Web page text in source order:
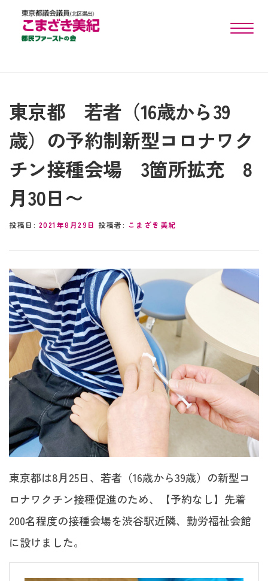
toggle
東京都 若者（16歳から39
歳）の予約制新型コロナワク
チン接種会場 3箇所拡充 8
月30日〜
投稿日: 2021年8月29日 投稿者: こまざき美紀
東京都は8月25日、若者（16歳から39歳）の新型コ
ロナワクチン接種促進のため、【予約なし】先着
200名程度の接種会場を渋谷駅近隣、勤労福祉会館
に設けました。